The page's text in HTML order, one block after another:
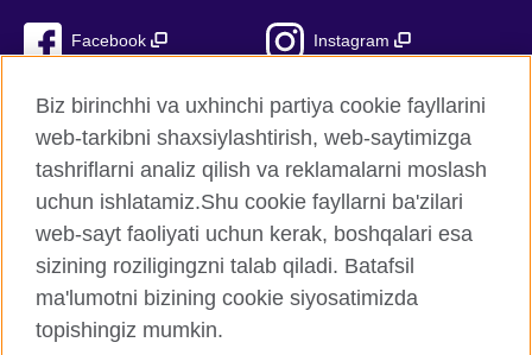
Facebook Instagram
British Council Global
Xavfsizlik va foydalanish shartlari
Cookie fayllari
Biz birinchhi va uxhinchi partiya cookie fayllarini
web-tarkibni shaxsiylashtirish, web-saytimizga
tashriflarni analiz qilish va reklamalarni moslash
uchun ishlatamiz.Shu cookie fayllarni ba'zilari
web-sayt faoliyati uchun kerak, boshqalari esa
sizining roziligingzni talab qiladi. Batafsil
ma'lumotni bizining cookie siyosatimizda
topishingiz mumkin.